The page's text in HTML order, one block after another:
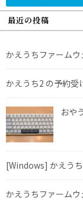
最近の投稿
かえうちファーム
かえうち2 の予約受
おや
[Windows] かえう
かえうちファーム